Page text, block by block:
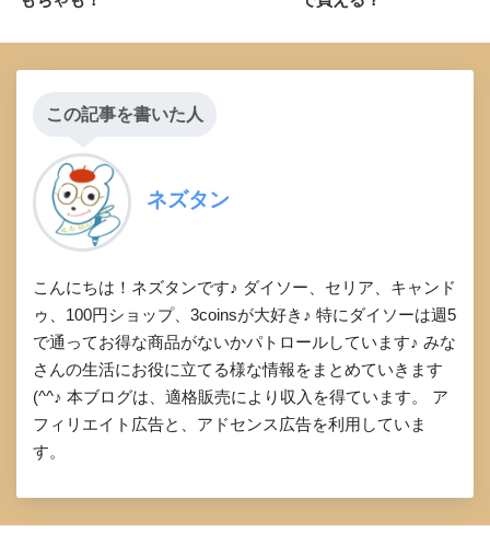
この記事を書いた人
ネズタン
こんにちは！ネズタンです♪ ダイソー、セリア、キャンド
ゥ、100円ショップ、3coinsが大好き♪ 特にダイソーは週5
で通ってお得な商品がないかパトロールしています♪ みな
さんの生活にお役に立てる様な情報をまとめていきます
(^^♪ 本ブログは、適格販売により収入を得ています。 ア
フィリエイト広告と、アドセンス広告を利用していま
す。